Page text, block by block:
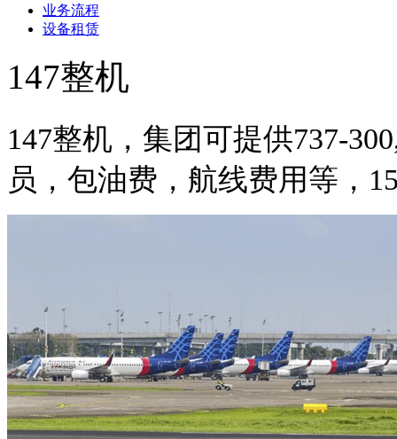
业务流程
设备租赁
147整机
147整机，集团可提供737-
员，包油费，航线费用等，